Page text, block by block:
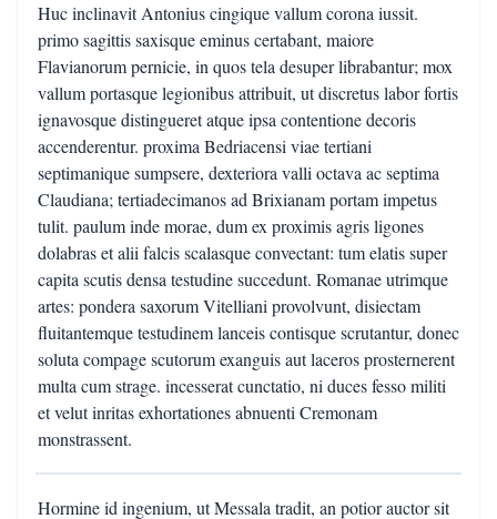
Huc inclinavit Antonius cingique vallum corona iussit.
primo sagittis saxisque eminus certabant, maiore
Flavianorum pernicie, in quos tela desuper librabantur; mox
vallum portasque legionibus attribuit, ut discretus labor fortis
ignavosque distingueret atque ipsa contentione decoris
accenderentur. proxima Bedriacensi viae tertiani
septimanique sumpsere, dexteriora valli octava ac septima
Claudiana; tertiadecimanos ad Brixianam portam impetus
tulit. paulum inde morae, dum ex proximis agris ligones
dolabras et alii falcis scalasque convectant: tum elatis super
capita scutis densa testudine succedunt. Romanae utrimque
artes: pondera saxorum Vitelliani provolvunt, disiectam
fluitantemque testudinem lanceis contisque scrutantur, donec
soluta compage scutorum exanguis aut laceros prosternerent
multa cum strage. incesserat cunctatio, ni duces fesso militi
et velut inritas exhortationes abnuenti Cremonam
monstrassent.
Hormine id ingenium, ut Messala tradit, an potior auctor sit